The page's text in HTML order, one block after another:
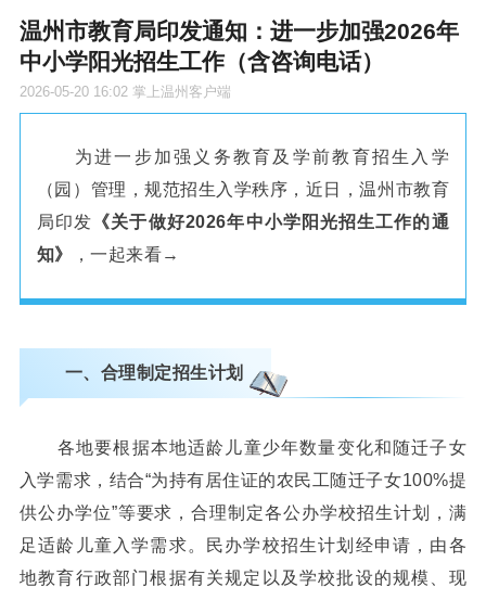
温州市教育局印发通知：进一步加强2026年
中小学阳光招生工作（含咨询电话）
2026-05-20 16:02掌上温州客户端
为进一步加强义务教育及学前教育招生入学
（园）管理，规范招生入学秩序，近日，温州市教育
局印发 《关于做好2026年中小学阳光招生工作的通
知》
，一起来看→
一、合理制定招生计划
各地要根据本地适龄儿童少年数量变化和随迁子女
入学需求，结合“为持有居住证的农民工随迁子女100%提
供公办学位”等要求，合理制定各公办学校招生计划，满
足适龄儿童入学需求。民办学校招生计划经申请，由各
地教育行政部门根据有关规定以及学校批设的规模、现